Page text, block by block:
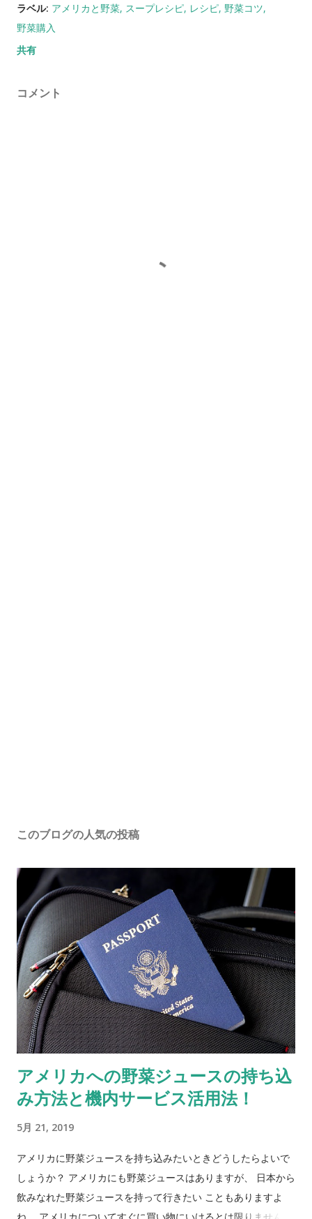
ラベル: アメリカと野菜 スープレシピ レシピ 野菜コツ
野菜購入
共有
コメント
このブログの人気の投稿
アメリカへの野菜ジュースの持ち込
み方法と機内サービス活用法！
5月 21, 2019
アメリカに野菜ジュースを持ち込みたいときどうしたらよいで
しょうか？ アメリカにも野菜ジュースはありますが、 日本から
飲みなれた野菜ジュースを持って行きたい こともありますよ